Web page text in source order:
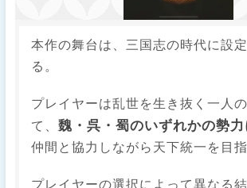
本作の舞台は、三国志の時代に設
る。
プレイヤーは乱世を生き抜く一人
て、魏・呉・蜀のいずれかの勢
仲間と協力しながら天下統一を目指
プレイヤーの選択によって異なる